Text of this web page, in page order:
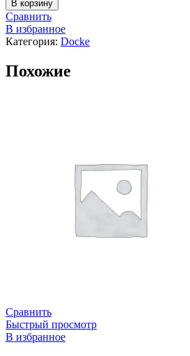
В корзину
Сравнить
В избранное
Категория: Docke
Похожие
Сравнить
Быстрый просмотр
В избранное